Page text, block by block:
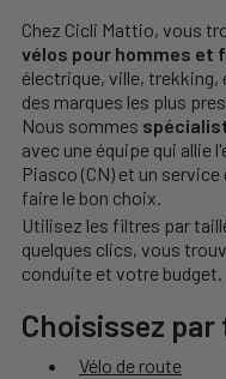
Chez Cicli Mattio, vous
vélos pour hommes et
électrique, ville,
des marques les plus
Nous sommes
avec une équipe qui allie
Piasco (CN) et un
faire le bon choix.
Utilisez les filtres par
quelques clics, vous
conduite et votre budget.
Choisissez par
Vélo de route